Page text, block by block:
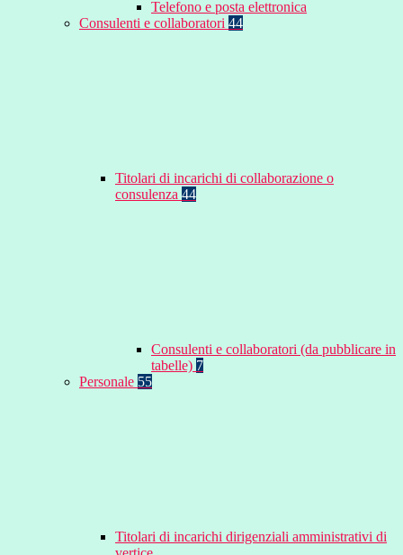
Telefono e posta elettronica
Consulenti e collaboratori 44
Titolari di incarichi di collaborazione o
consulenza 44
Consulenti e collaboratori (da pubblicare in
tabelle) 7
Personale 55
Titolari di incarichi dirigenziali amministrativi di